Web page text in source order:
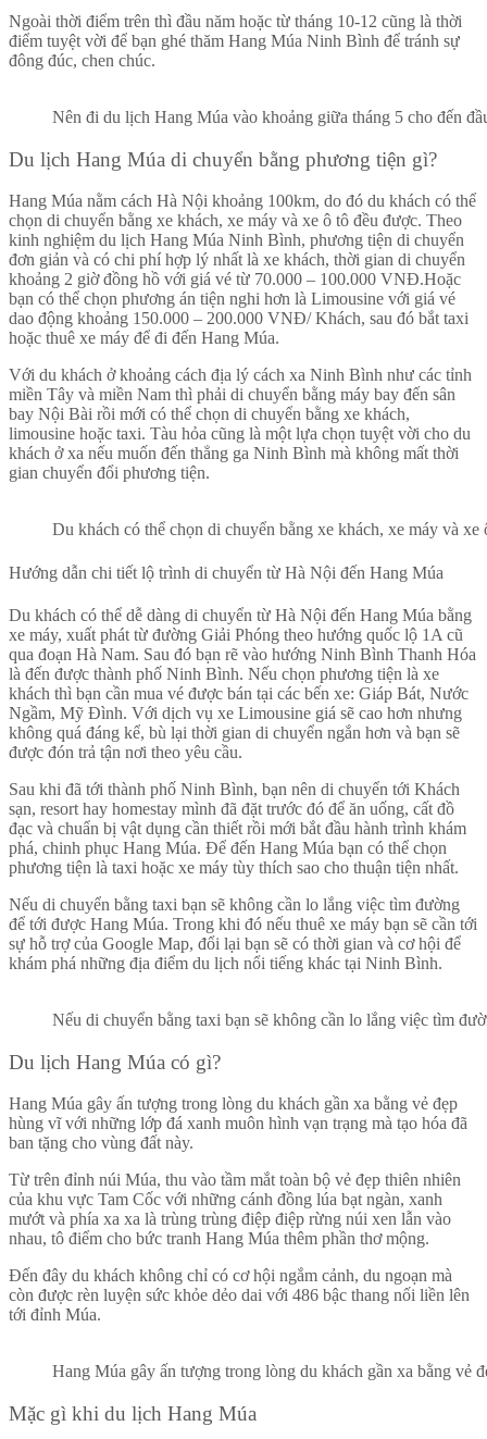
Ngoài thời điểm trên thì đầu năm hoặc từ tháng 10-12 cũng là thời
điểm tuyệt vời để bạn ghé thăm Hang Múa Ninh Bình để tránh sự
đông đúc, chen chúc.
Nên đi du lịch Hang Múa vào khoảng giữa tháng 5 cho đến
Du lịch Hang Múa di chuyển bằng phương tiện gì?
Hang Múa nằm cách Hà Nội khoảng 100km, do đó du khách có thể
chọn di chuyển bằng xe khách, xe máy và xe ô tô đều được. Theo
kinh nghiệm du lịch Hang Múa Ninh Bình, phương tiện di chuyển
đơn giản và có chi phí hợp lý nhất là xe khách, thời gian di chuyển
khoảng 2 giờ đồng hồ với giá vé từ 70.000 – 100.000 VNĐ.Hoặc
bạn có thể chọn phương án tiện nghi hơn là Limousine với giá vé
dao động khoảng 150.000 – 200.000 VNĐ/ Khách, sau đó bắt taxi
hoặc thuê xe máy để đi đến Hang Múa.
Với du khách ở khoảng cách địa lý cách xa Ninh Bình như các tỉnh
miền Tây và miền Nam thì phải di chuyển bằng máy bay đến sân
bay Nội Bài rồi mới có thể chọn di chuyển bằng xe khách,
limousine hoặc taxi. Tàu hỏa cũng là một lựa chọn tuyệt vời cho du
khách ở xa nếu muốn đến thẳng ga Ninh Bình mà không mất thời
gian chuyển đổi phương tiện.
Du khách có thể chọn di chuyển bằng xe khách, xe máy và xe
Hướng dẫn chi tiết lộ trình di chuyển từ Hà Nội đến Hang Múa
Du khách có thể dễ dàng di chuyển từ Hà Nội đến Hang Múa bằng
xe máy, xuất phát từ đường Giải Phóng theo hướng quốc lộ 1A cũ
qua đoạn Hà Nam. Sau đó bạn rẽ vào hướng Ninh Bình Thanh Hóa
là đến được thành phố Ninh Bình. Nếu chọn phương tiện là xe
khách thì bạn cần mua vé được bán tại các bến xe: Giáp Bát, Nước
Ngầm, Mỹ Đình. Với dịch vụ xe Limousine giá sẽ cao hơn nhưng
không quá đáng kể, bù lại thời gian di chuyển ngắn hơn và bạn sẽ
được đón trả tận nơi theo yêu cầu.
Sau khi đã tới thành phố Ninh Bình, bạn nên di chuyển tới Khách
sạn, resort hay homestay mình đã đặt trước đó để ăn uống, cất đồ
đạc và chuẩn bị vật dụng cần thiết rồi mới bắt đầu hành trình khám
phá, chinh phục Hang Múa. Để đến Hang Múa bạn có thể chọn
phương tiện là taxi hoặc xe máy tùy thích sao cho thuận tiện nhất.
Nếu di chuyển bằng taxi bạn sẽ không cần lo lắng việc tìm đường
để tới được Hang Múa. Trong khi đó nếu thuê xe máy bạn sẽ cần tới
sự hỗ trợ của Google Map, đổi lại bạn sẽ có thời gian và cơ hội để
khám phá những địa điểm du lịch nổi tiếng khác tại Ninh Bình.
Nếu di chuyển bằng taxi bạn sẽ không cần lo lắng việc tìm
Du lịch Hang Múa có gì?
Hang Múa gây ấn tượng trong lòng du khách gần xa bằng vẻ đẹp
hùng vĩ với những lớp đá xanh muôn hình vạn trạng mà tạo hóa đã
ban tặng cho vùng đất này.
Từ trên đỉnh núi Múa, thu vào tầm mắt toàn bộ vẻ đẹp thiên nhiên
của khu vực Tam Cốc với những cánh đồng lúa bạt ngàn, xanh
mướt và phía xa xa là trùng trùng điệp điệp rừng núi xen lẫn vào
nhau, tô điểm cho bức tranh Hang Múa thêm phần thơ mộng.
Đến đây du khách không chỉ có cơ hội ngắm cảnh, du ngoạn mà
còn được rèn luyện sức khỏe dẻo dai với 486 bậc thang nối liền lên
tới đỉnh Múa.
Hang Múa gây ấn tượng trong lòng du khách gần xa bằng vẻ
Mặc gì khi du lịch Hang Múa